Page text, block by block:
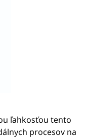
ľahkosťou tento
procesov na